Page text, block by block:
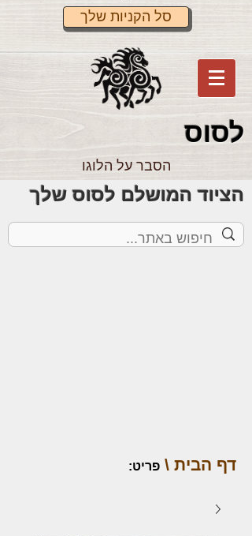
סל הקניות שלך
לסוס
הסבר על הלוגו
הציוד המושלם לסוס שלך
דף הבית \ פריט: